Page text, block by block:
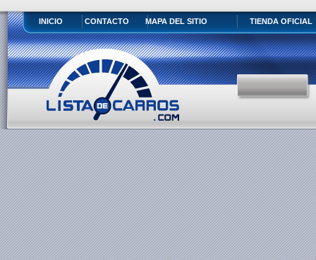
INICIO CONTACTO MAPA DEL SITIO TIENDA OFICIAL